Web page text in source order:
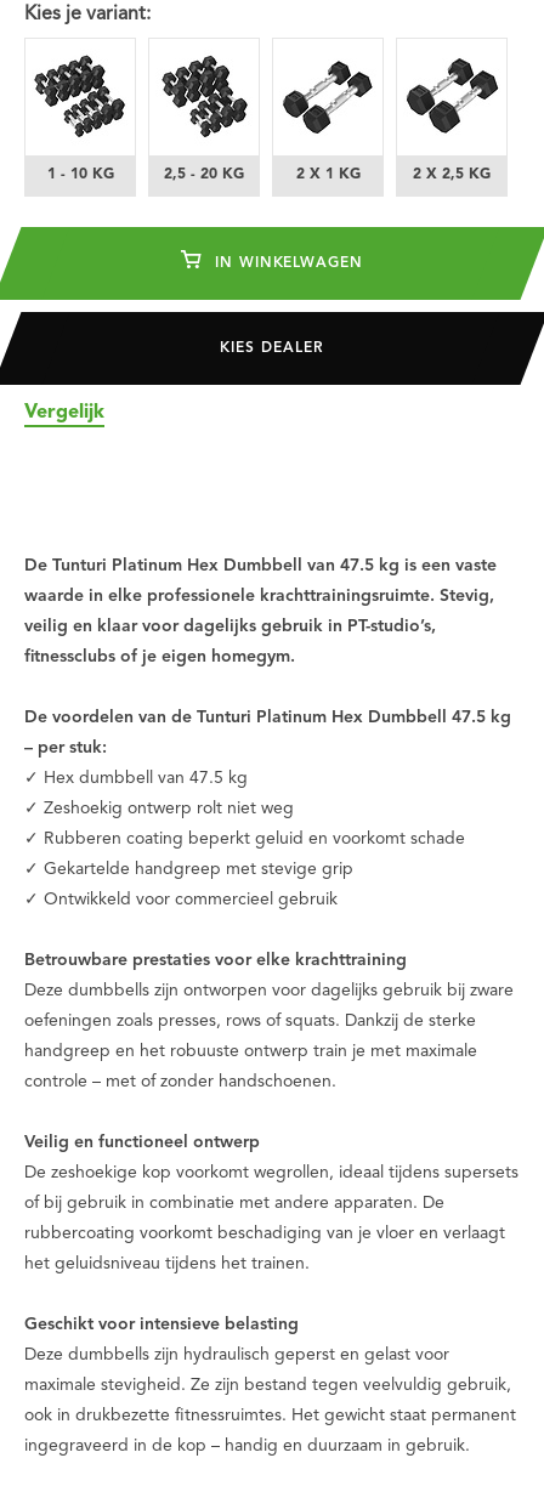
Kies je variant:
1 - 10 KG 2,5 - 20 KG 2 X 1 KG 2 X 2,5 KG
IN WINKELWAGEN
KIES DEALER
Vergelijk
De Tunturi Platinum Hex Dumbbell van 47.5 kg is een vaste
waarde in elke professionele krachttrainingsruimte. Stevig,
veilig en klaar voor dagelijks gebruik in PT-studio’s,
fitnessclubs of je eigen homegym.
De voordelen van de Tunturi Platinum Hex Dumbbell 47.5 kg
– per stuk:
✓ Hex dumbbell van 47.5 kg
✓ Zeshoekig ontwerp rolt niet weg
✓ Rubberen coating beperkt geluid en voorkomt schade
✓ Gekartelde handgreep met stevige grip
✓ Ontwikkeld voor commercieel gebruik
Betrouwbare prestaties voor elke krachttraining
Deze dumbbells zijn ontworpen voor dagelijks gebruik bij zware
oefeningen zoals presses, rows of squats. Dankzij de sterke
handgreep en het robuuste ontwerp train je met maximale
controle – met of zonder handschoenen.
Veilig en functioneel ontwerp
De zeshoekige kop voorkomt wegrollen, ideaal tijdens supersets
of bij gebruik in combinatie met andere apparaten. De
rubbercoating voorkomt beschadiging van je vloer en verlaagt
het geluidsniveau tijdens het trainen.
Geschikt voor intensieve belasting
Deze dumbbells zijn hydraulisch geperst en gelast voor
maximale stevigheid. Ze zijn bestand tegen veelvuldig gebruik,
ook in drukbezette fitnessruimtes. Het gewicht staat permanent
ingegraveerd in de kop – handig en duurzaam in gebruik.